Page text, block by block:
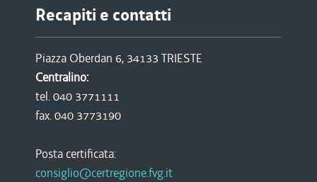
Recapiti e contatti
Piazza Oberdan 6, 34133 TRIESTE
Centralino:
tel. 040 3771111
fax. 040 3773190
Posta certificata:
consiglio@certregione.fvg.it